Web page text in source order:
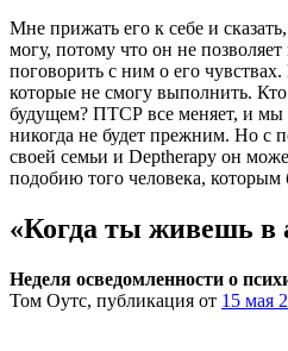
Мне прижать его к себе и
могу, потому что он не
поговорить с ним о его
которые не смогу выполнить. Кто
будущем? ПТСР все меняет, и мы
никогда не будет прежним. Но с
своей семьи и Deptherapy он
подобию того человека,
«Когда ты живешь в
Неделя осведомленности о
Том Оутс, публикация от 15 мая